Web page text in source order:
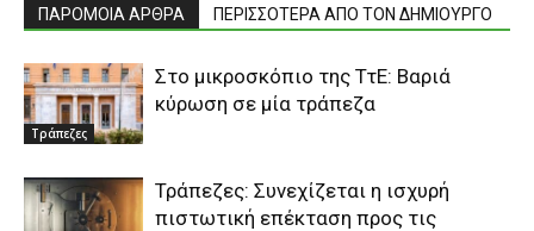
ΠΑΡΟΜΟΙΑ ΑΡΘΡΑ ΠΕΡΙΣΣΟΤΕΡΑ ΑΠΟ ΤΟΝ ΔΗΜΙΟΥΡΓΟ
Τράπεζες
Στο μικροσκόπιο της ΤτΕ: Βαριά
κύρωση σε μία τράπεζα
Τράπεζες: Συνεχίζεται η ισχυρή
πιστωτική επέκταση προς τις